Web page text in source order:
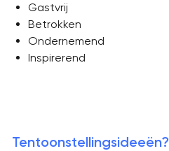
Gastvrij
Betrokken
Ondernemend
Inspirerend
Tentoonstellingsideeën?